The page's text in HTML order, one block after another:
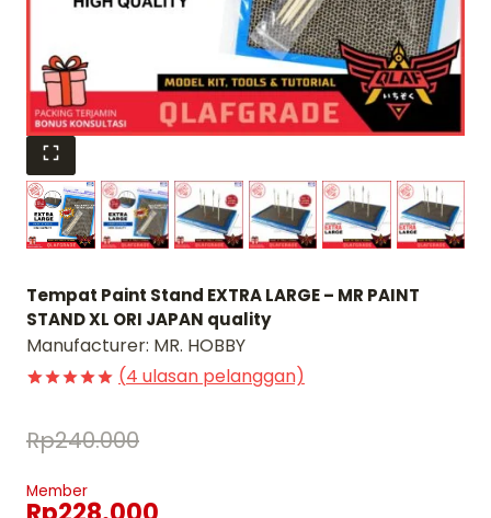
Tempat Paint Stand EXTRA LARGE – MR PAINT
STAND XL ORI JAPAN quality
Manufacturer: MR. HOBBY
berdasarkan
penilaian
(4 ulasan pelanggan)
Rp240.000
Member